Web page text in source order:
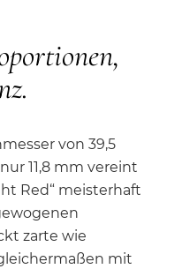
von 39,5
11,8 mm vereint
Red“ meisterhaft
zarte wie
mit